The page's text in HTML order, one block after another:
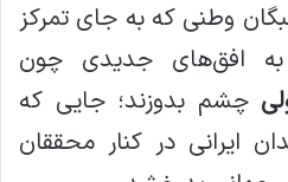
وطنی که به جای تمرکز
افق‌های جدیدی چون
چشم بدوزند؛ جایی که
ایرانی در کنار محققان